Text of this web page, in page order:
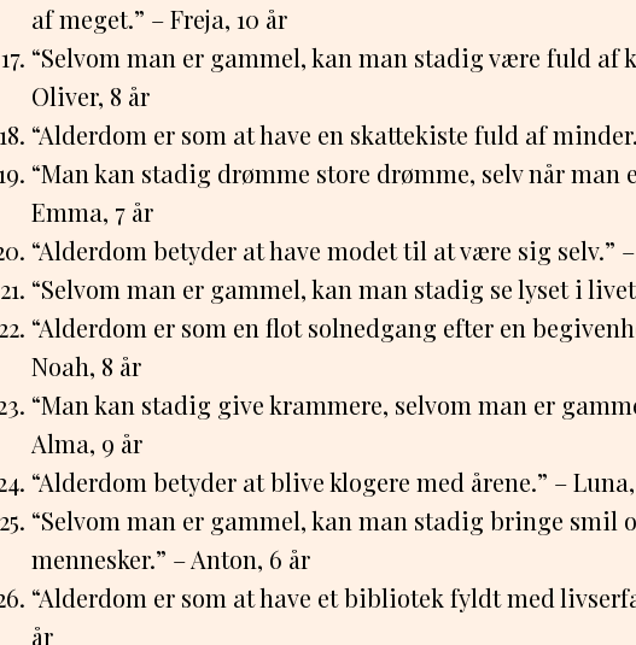
af meget.” – Freja, 10 år
“Selvom man er gammel, kan man stadig være fuld af
Oliver, 8 år
“Alderdom er som at have en skattekiste fuld af
“Man kan stadig drømme store drømme, selv når man
Emma, 7 år
“Alderdom betyder at have modet til at være sig selv.”
“Selvom man er gammel, kan man stadig se lyset i
“Alderdom er som en flot solnedgang efter en
Noah, 8 år
“Man kan stadig give krammere, selvom man er
Alma, 9 år
“Alderdom betyder at blive klogere med årene.” –
“Selvom man er gammel, kan man stadig bringe smil
mennesker.” – Anton, 6 år
“Alderdom er som at have et bibliotek fyldt med
år